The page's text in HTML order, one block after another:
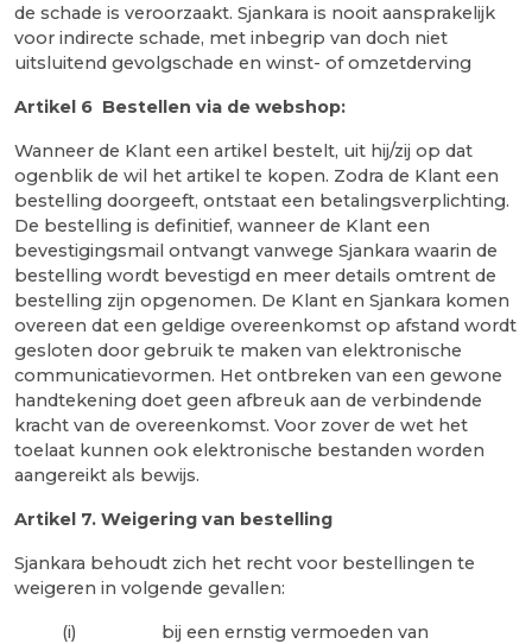
de schade is veroorzaakt. Sjankara is nooit aansprakelijk
voor indirecte schade, met inbegrip van doch niet
uitsluitend gevolgschade en winst- of omzetderving
Artikel 6 Bestellen via de webshop:
Wanneer de Klant een artikel bestelt, uit hij/zij op dat
ogenblik de wil het artikel te kopen. Zodra de Klant een
bestelling doorgeeft, ontstaat een betalingsverplichting.
De bestelling is definitief, wanneer de Klant een
bevestigingsmail ontvangt vanwege Sjankara waarin de
bestelling wordt bevestigd en meer details omtrent de
bestelling zijn opgenomen. De Klant en Sjankara komen
overeen dat een geldige overeenkomst op afstand wordt
gesloten door gebruik te maken van elektronische
communicatievormen. Het ontbreken van een gewone
handtekening doet geen afbreuk aan de verbindende
kracht van de overeenkomst. Voor zover de wet het
toelaat kunnen ook elektronische bestanden worden
aangereikt als bewijs.
Artikel 7. Weigering van bestelling
Sjankara behoudt zich het recht voor bestellingen te
weigeren in volgende gevallen:
(i) bij een ernstig vermoeden van